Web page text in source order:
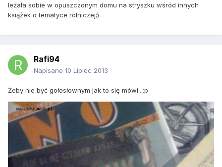
leżała sobie w opuszczonym domu na stryszku wśród innych
książek o tematyce rolniczej;)
Rafi94
Napisano 10 Lipiec 2013
Żeby nie być gołosłownym jak to się mówi...;p